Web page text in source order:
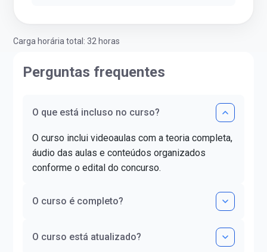
Carga horária total: 32 horas
Perguntas frequentes
O que está incluso no curso?
O curso inclui videoaulas com a teoria completa,
áudio das aulas e conteúdos organizados
conforme o edital do concurso.
O curso é completo?
O curso está atualizado?